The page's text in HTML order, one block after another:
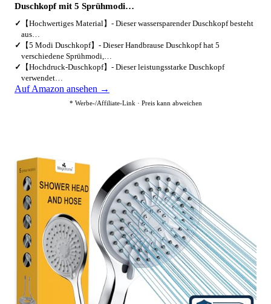
Duschkopf mit 5 Sprühmodi…
✓
【Hochwertiges Material】- Dieser wassersparender Duschkopf besteht
aus…
✓
【5 Modi Duschkopf】- Dieser Handbrause Duschkopf hat 5
verschiedene Sprühmodi,…
✓
【Hochdruck-Duschkopf】- Dieser leistungsstarke Duschkopf
verwendet…
Auf Amazon ansehen →
* Werbe-/Affiliate-Link · Preis kann abweichen